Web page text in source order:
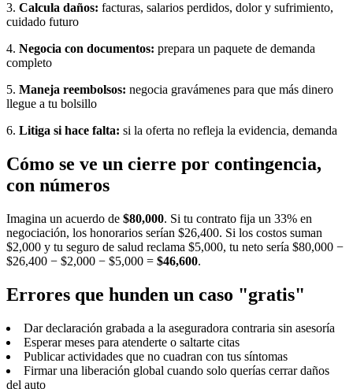
3. Calcula daños: facturas, salarios perdidos, dolor y sufrimiento,
cuidado futuro
4. Negocia con documentos: prepara un paquete de demanda
completo
5. Maneja reembolsos: negocia gravámenes para que más dinero
llegue a tu bolsillo
6. Litiga si hace falta: si la oferta no refleja la evidencia, demanda
Cómo se ve un cierre por contingencia,
con números
Imagina un acuerdo de $80,000. Si tu contrato fija un 33% en
negociación, los honorarios serían $26,400. Si los costos suman
$2,000 y tu seguro de salud reclama $5,000, tu neto sería $80,000 −
$26,400 − $2,000 − $5,000 = $46,600.
Errores que hunden un caso "gratis"
Dar declaración grabada a la aseguradora contraria sin asesoría
Esperar meses para atenderte o saltarte citas
Publicar actividades que no cuadran con tus síntomas
Firmar una liberación global cuando solo querías cerrar daños
del auto